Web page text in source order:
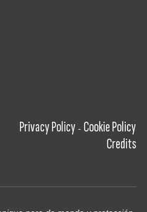
Privacy Policy - Cookie Policy
Credits